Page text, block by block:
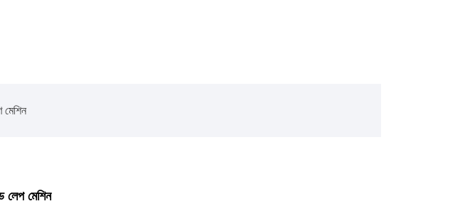
লেপ মেশিন